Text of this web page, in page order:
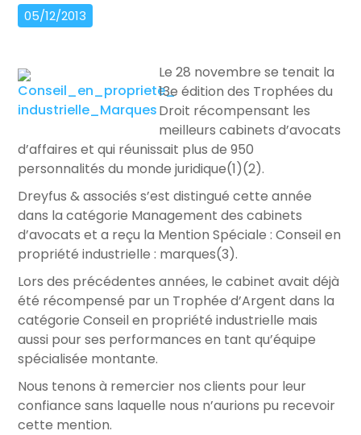
05/12/2013
Le 28 novembre se tenait la
13e édition des Trophées du
Droit récompensant les
meilleurs cabinets d’avocats
d’affaires et qui réunissait plus de 950
personnalités du monde juridique(1)(2).
Dreyfus & associés s’est distingué cette année
dans la catégorie Management des cabinets
d’avocats et a reçu la Mention Spéciale : Conseil en
propriété industrielle : marques(3).
Lors des précédentes années, le cabinet avait déjà
été récompensé par un Trophée d’Argent dans la
catégorie Conseil en propriété industrielle mais
aussi pour ses performances en tant qu’équipe
spécialisée montante.
Nous tenons à remercier nos clients pour leur
confiance sans laquelle nous n’aurions pu recevoir
cette mention.